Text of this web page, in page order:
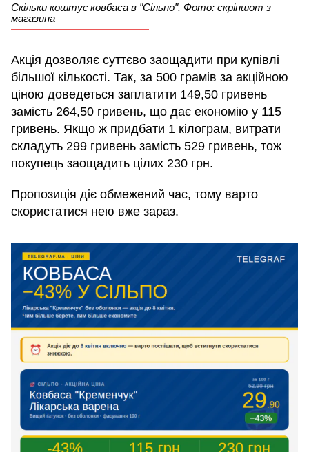
Скільки коштує ковбаса в "Сільпо". Фото: скріншот з
магазина
Акція дозволяє суттєво заощадити при купівлі
більшої кількості. Так, за 500 грамів за акційною
ціною доведеться заплатити 149,50 гривень
замість 264,50 гривень, що дає економію у 115
гривень. Якщо ж придбати 1 кілограм, витрати
складуть 299 гривень замість 529 гривень, тож
покупець заощадить цілих 230 грн.
Пропозиція діє обмежений час, тому варто
скористатися нею вже зараз.